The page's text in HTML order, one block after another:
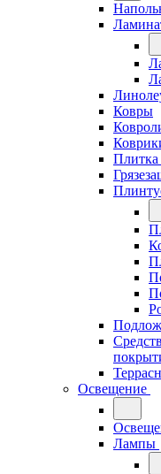
Ковры
Освещение
Лампы